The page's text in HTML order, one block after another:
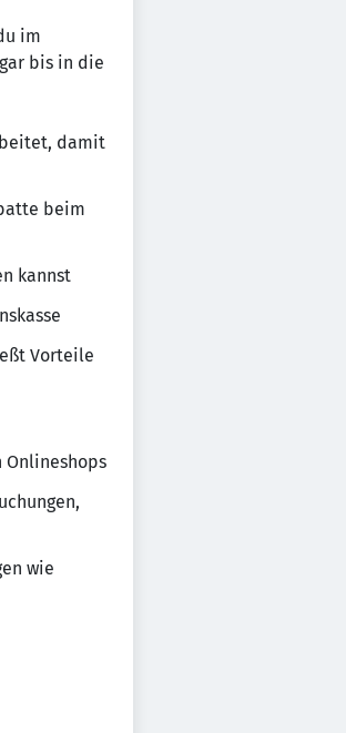
im
bis in die
damit
beim
kannst
Vorteile
wie